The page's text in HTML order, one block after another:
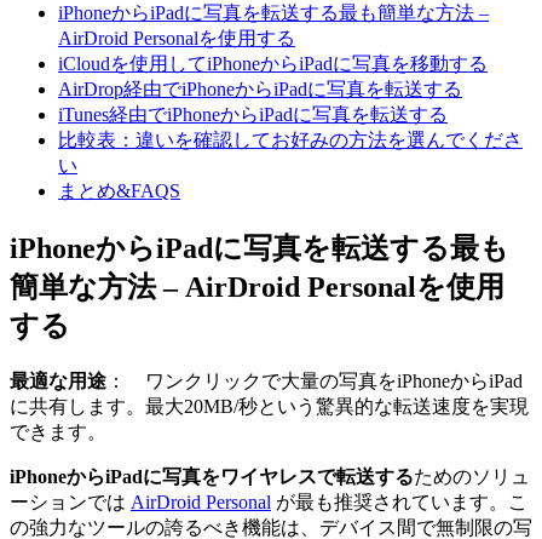
iPhoneからiPadに写真を転送する最も簡単な方法 –
AirDroid Personalを使用する
iCloudを使用してiPhoneからiPadに写真を移動する
AirDrop経由でiPhoneからiPadに写真を転送する
iTunes経由でiPhoneからiPadに写真を転送する
比較表：違いを確認してお好みの方法を選んでくださ
い
まとめ&FAQS
iPhoneからiPadに写真を転送する最も
簡単な方法 – AirDroid Personalを使用
する
最適な用途 ： ワンクリックで大量の写真をiPhoneからiPad
に共有します。最大20MB/秒という驚異的な転送速度を実現
できます。
iPhoneからiPadに写真をワイヤレスで転送するためのソリュ
ーションでは AirDroid Personal が最も推奨されています。こ
の強力なツールの誇るべき機能は、デバイス間で無制限の写